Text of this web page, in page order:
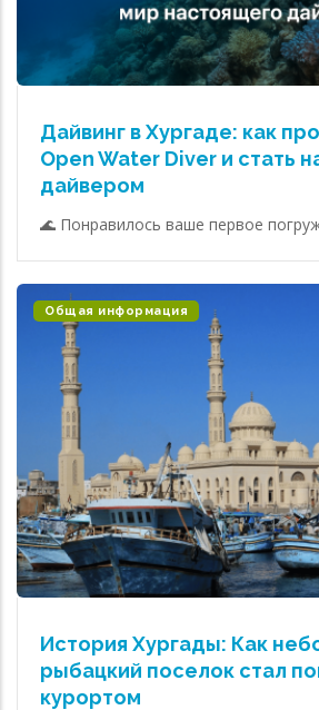
Дайвинг в Хургаде: как
Open Water Diver и стать
дайвером
🌊 Понравилось ваше первое
Общая информация
История Хургады: Как
рыбацкий поселок стал
курортом